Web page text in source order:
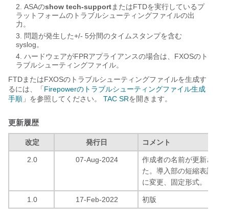
ASAのshow tech-supportまたはFTDを実行しているプ
ラットフォームのトラブルシューティングファイルの出
力。
問題が発生した+/- 5分間のタイムスタンプを含む
syslog。
ハードウェアがFPRアプライアンスの場合は、FXOSのト
ラブルシューティングファイル。
FTDまたはFXOSのトラブルシューティングファイルを生成す
るには、「 Firepowerのトラブルシューティングファイル生成
手順 」を参照してください。 TAC SRを開きます。
更新履歴
改定 発行日 コメント
2.0 07-Aug-2024
作成者の名前が更新され
た。導入部の短縮表記、
に変更、固定形式。
1.0 17-Feb-2022 初版